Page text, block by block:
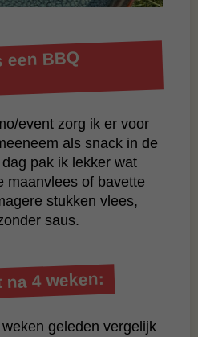
BBQ
event zorg ik er voor
als snack in de
pak ik lekker wat
maanvlees of bavette
stukken vlees,
saus.
4 weken:
geleden vergelijk